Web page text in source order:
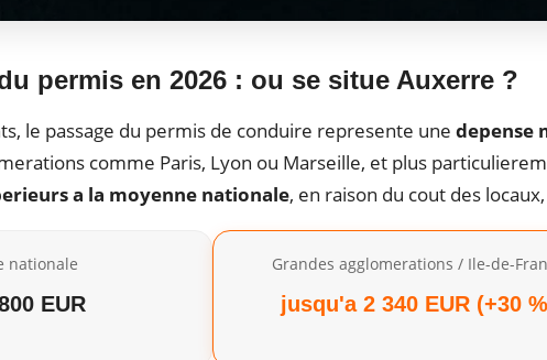
permis en 2026 : ou se situe Auxerre ?
le passage du permis de conduire represente une depense
comme Paris, Lyon ou Marseille, et plus
a la moyenne nationale, en raison du cout des
nationale
EUR
Grandes agglomerations / Ile-de-
jusqu'a 2 340 EUR (+30